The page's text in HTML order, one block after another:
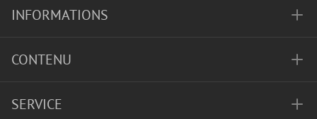
INFORMATIONS
CONTENU
SERVICE